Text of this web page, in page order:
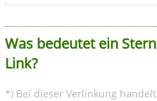
Was bedeutet ein
Link?
*) Bei dieser Verlinkung